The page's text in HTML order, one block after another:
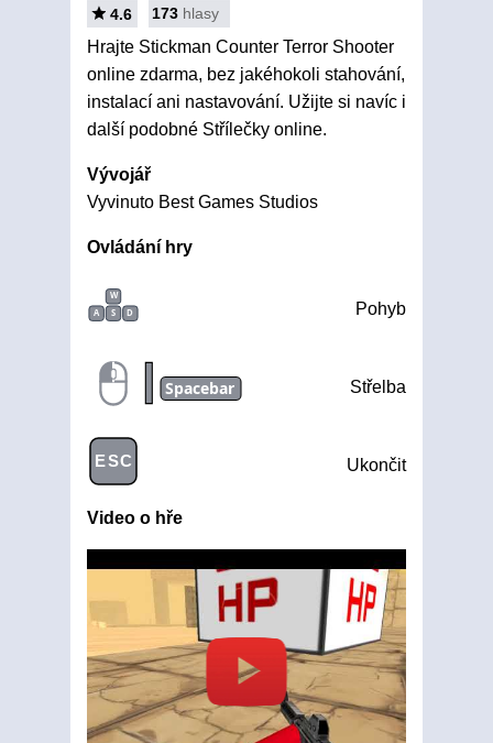
4.6 173 hlasy
Hrajte Stickman Counter Terror Shooter
online zdarma, bez jakéhokoli stahování,
instalací ani nastavování. Užijte si navíc i
další podobné Střílečky online.
Vývojář
Vyvinuto Best Games Studios
Ovládání hry
W
A
S D Pohyb
| Spacebar Střelba
ESC Ukončit
Video o hře